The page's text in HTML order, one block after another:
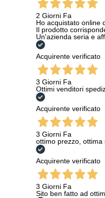
2 Giorni Fa
Ho acquistato online
Il prodotto
Un'azienda seria e
Acquirente verificato
3 Giorni Fa
Ottimi venditori
Acquirente verificato
3 Giorni Fa
ottimo prezzo,
Acquirente verificato
3 Giorni Fa
Sito ben fatto ad